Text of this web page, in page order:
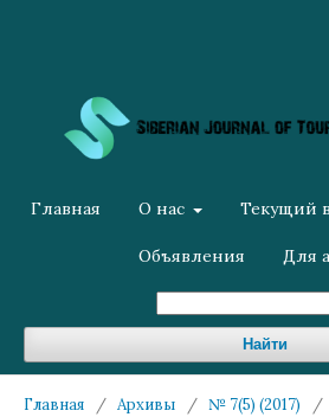
Главная О нас Текущий
Объявления Для
Найти
Главная / Архивы / № 7(5) (2017)
/